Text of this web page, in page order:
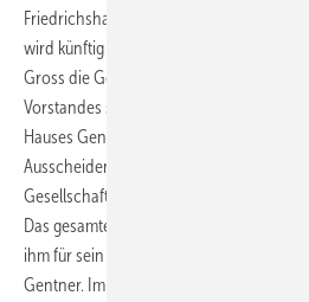
Friedrichshafen) übernimmt die neue
wird künftig als Verleger gemeinsam mit
Gross die Gentner-Geschäftsleitung
Vorstandes seit 2016 führt er das
Hauses Gentner in den
Ausscheiden wird Erwin Fidelis Reisch
Gesellschaftern als Senior Consultant
Das gesamte Gentner-Team, der Beirat
ihm für sein langjähriges, erfolgreiches
Gentner. Im Gentner-Firmenhof wird